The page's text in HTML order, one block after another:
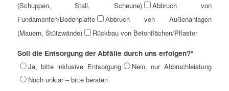
(Schuppen, Stall, Scheune)
Abbruch von
Fundamenten/Bodenplatte
Abbruch von Außenanlagen
(Mauern, Stützwände)
Rückbau von Betonflächen/Pflaster
Soll die Entsorgung der Abfälle durch uns erfolgen?*
Ja, bitte inklusive Entsorgung
Nein, nur Abbruchleistung
Noch unklar – bitte beraten